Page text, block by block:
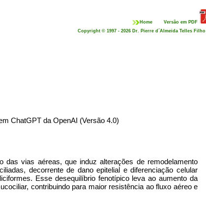
Home
Versão em PDF
Copyright © 1997 - 2026 Dr. Pierre d´Almeida Telles Filho
ChatGPT da OpenAI (Versão 4.0)
vias aéreas, que induz alterações de remodelamento
decorrente de dano epitelial e diferenciação celular
Esse desequilíbrio fenotípico leva ao aumento da
contribuindo para maior resistência ao fluxo aéreo e